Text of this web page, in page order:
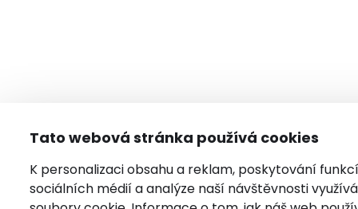
Tato webová stránka používá cookies
K personalizaci obsahu a reklam, poskytování funkcí
sociálních médií a analýze naší návštěvnosti